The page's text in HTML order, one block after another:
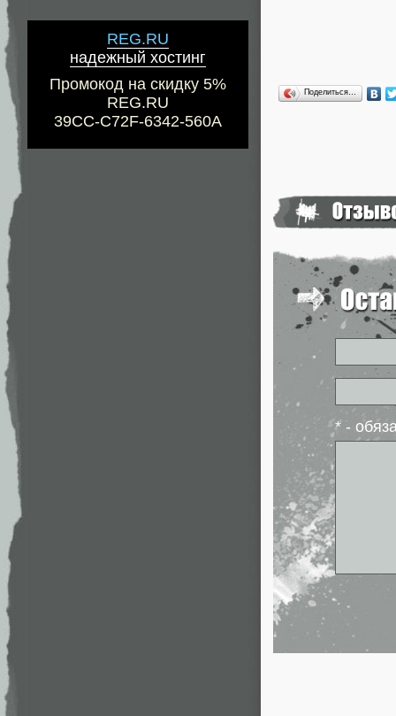
REG.RU
надежный хостинг
Промокод на скидку 5%
REG.RU
39CC-C72F-6342-560A
Поделиться…
* -